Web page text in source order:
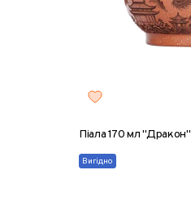
Піала 170 мл "Дракон"
Вигідно